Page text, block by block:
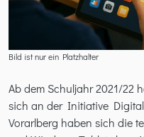
Bild ist nur ein Platzhalter
Ab dem Schuljahr 2021/22
sich an der Initiative
Vorarlberg haben sich die